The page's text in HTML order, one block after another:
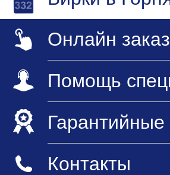
Онлайн
Помощь
Гарантийные
Контакты